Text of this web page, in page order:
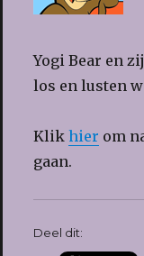
Yogi Bear en
los en lusten
Klik hier om
gaan.
Deel dit: